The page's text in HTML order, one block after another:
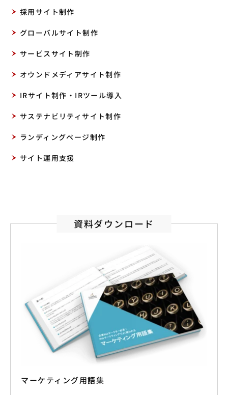
採用サイト制作
グローバルサイト制作
サービスサイト制作
オウンドメディアサイト制作
IRサイト制作・IRツール導入
サステナビリティサイト制作
ランディングページ制作
サイト運用支援
資料ダウンロード
マーケティング用語集